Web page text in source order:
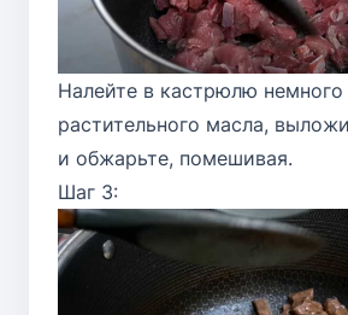
Налейте в кастрюлю немного
растительного масла,
и обжарьте, помешивая.
Шаг 3: